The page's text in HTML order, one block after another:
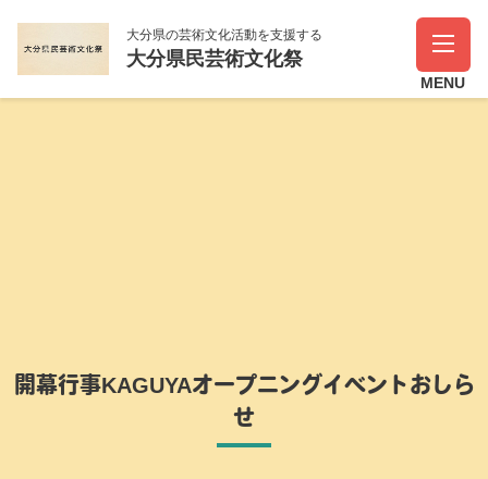
大分県の芸術文化活動を支援する
大分県民芸術文化祭
開幕行事KAGUYAオープニングイベントおしら
せ